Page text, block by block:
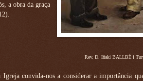
a obra da graça
Rev. D. Iñaki BALLBÉ i Turu
Igreja convida-nos a considerar a importância